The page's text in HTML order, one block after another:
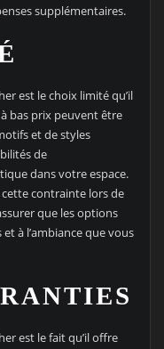
supplémentaires.
est le choix limité qu’il
bas prix peuvent être
et de styles
de
dans votre espace.
contrainte lors de
que les options
à l’ambiance que vous
est le fait qu’il offre